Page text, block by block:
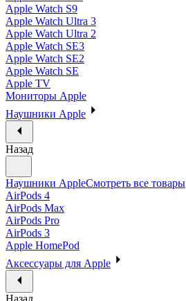
Apple Watch S9
Apple Watch Ultra 3
Apple Watch Ultra 2
Apple Watch SE3
Apple Watch SE2
Apple Watch SE
Apple TV
Мониторы Apple
Наушники Apple
Назад
Наушники AppleСмотреть все товары
AirPods 4
AirPods Max
AirPods Pro
AirPods 3
Apple HomePod
Аксессуары для Apple
Назад